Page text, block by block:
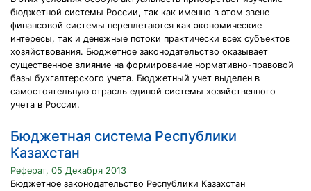
бюджетной системы России, так как именно в этом звене
финансовой системы переплетаются как экономические
интересы, так и денежные потоки практически всех субъектов
хозяйствования. Бюджетное законодательство оказывает
существенное влияние на формирование нормативно-правовой
базы бухгалтерского учета. Бюджетный учет выделен в
самостоятельную отрасль единой системы хозяйственного
учета в России.
Бюджетная система Республики
Казахстан
Реферат, 05 Декабря 2013
Бюджетное законодательство Республики Казахстан